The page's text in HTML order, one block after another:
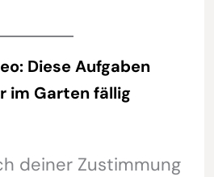
Diese Aufgaben
im Garten fällig
deiner Zustimmung